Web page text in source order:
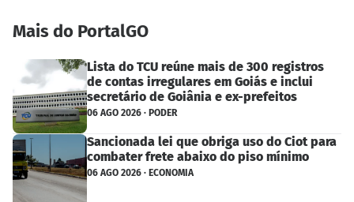
Mais do PortalGO
Lista do TCU reúne mais de 300 registros
de contas irregulares em Goiás e inclui
secretário de Goiânia e ex-prefeitos
06 AGO 2026 · PODER
Sancionada lei que obriga uso do Ciot para
combater frete abaixo do piso mínimo
06 AGO 2026 · ECONOMIA